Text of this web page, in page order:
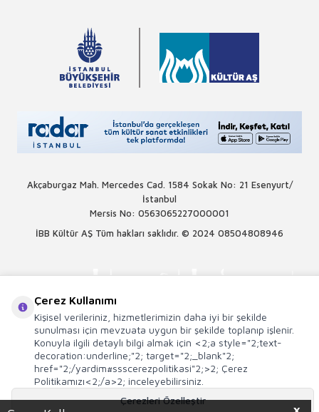
Akçaburgaz Mah. Mercedes Cad. 1584 Sokak No: 21 Esenyurt/
İstanbul
Mersis No: 0563065227000001
İBB Kültür AŞ Tüm hakları saklıdır. © 2024 08504808946
Çerez Kullanımı
Kişisel verileriniz, hizmetlerimizin daha iyi bir şekilde
sunulması için mevzuata uygun bir şekilde toplanıp işlenir.
Konuyla ilgili detaylı bilgi almak için <2;a style="2;text-
decoration:underline;"2; target="2;_blank"2;
href="2;/yardim#ssscerezpolitikasi"2;>2; Çerez
Politikamızı<2;/a>2; inceleyebilirsiniz.
Çerezleri Özelleştir